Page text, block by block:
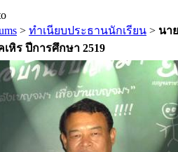
> ทำเนียบประธานนักเรียน > นาย
หิร ปีการศึกษา 2519